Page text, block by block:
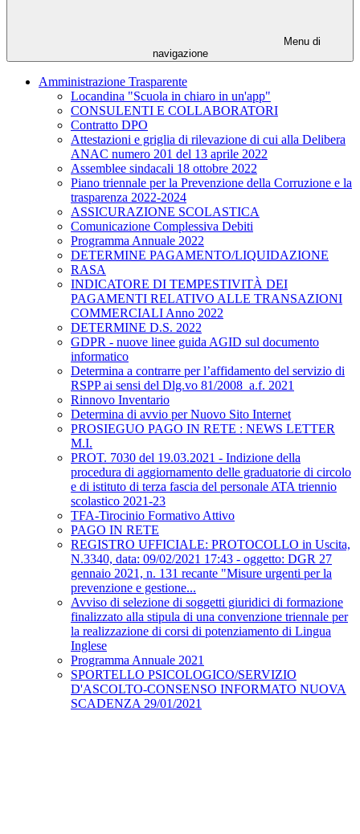
Menu di
navigazione
Amministrazione Trasparente
Locandina "Scuola in chiaro in un'app"
CONSULENTI E COLLABORATORI
Contratto DPO
Attestazioni e griglia di rilevazione di cui alla Delibera
ANAC numero 201 del 13 aprile 2022
Assemblee sindacali 18 ottobre 2022
Piano triennale per la Prevenzione della Corruzione e la
trasparenza 2022-2024
ASSICURAZIONE SCOLASTICA
Comunicazione Complessiva Debiti
Programma Annuale 2022
DETERMINE PAGAMENTO/LIQUIDAZIONE
RASA
INDICATORE DI TEMPESTIVITÀ DEI
PAGAMENTI RELATIVO ALLE TRANSAZIONI
COMMERCIALI Anno 2022
DETERMINE D.S. 2022
GDPR - nuove linee guida AGID sul documento
informatico
Determina a contrarre per l’affidamento del servizio di
RSPP ai sensi del Dlg.vo 81/2008_a.f. 2021
Rinnovo Inventario
Determina di avvio per Nuovo Sito Internet
PROSIEGUO PAGO IN RETE : NEWS LETTER
M.I.
PROT. 7030 del 19.03.2021 - Indizione della
procedura di aggiornamento delle graduatorie di circolo
e di istituto di terza fascia del personale ATA triennio
scolastico 2021-23
TFA-Tirocinio Formativo Attivo
PAGO IN RETE
REGISTRO UFFICIALE: PROTOCOLLO in Uscita,
N.3340, data: 09/02/2021 17:43 - oggetto: DGR 27
gennaio 2021, n. 131 recante "Misure urgenti per la
prevenzione e gestione...
Avviso di selezione di soggetti giuridici di formazione
finalizzato alla stipula di una convenzione triennale per
la realizzazione di corsi di potenziamento di Lingua
Inglese
Programma Annuale 2021
SPORTELLO PSICOLOGICO/SERVIZIO
D'ASCOLTO-CONSENSO INFORMATO NUOVA
SCADENZA 29/01/2021